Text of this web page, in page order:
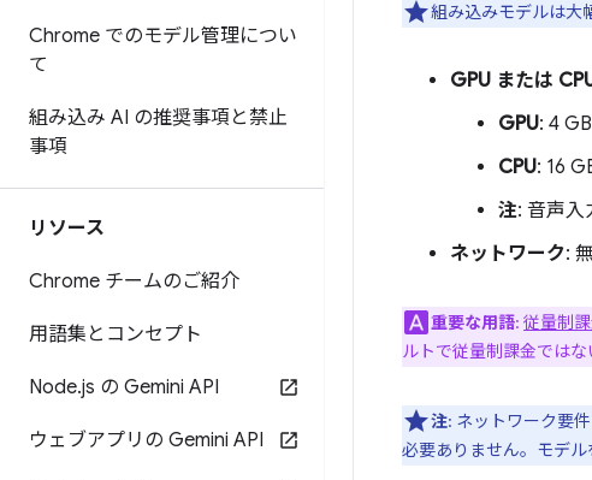
Chrome でのモデル管理につい
て
組み込み AI の推奨事項と禁止
事項
リソース
Chrome チームのご紹介
用語集とコンセプト
Node.js の Gemini API
ウェブアプリの Gemini API
組み込みモデルは大
GPU または
GPU: 4
CPU: 16
注: 音声入
ネットワーク:
重要な用語: 従量制
ルトで従量制課金では
注: ネットワーク要
必要ありません。モデ